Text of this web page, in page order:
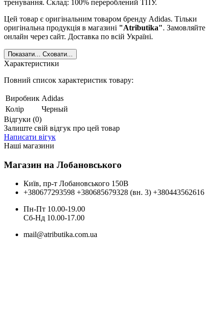
тренування. Склад: 100% перероблений ТПУ.
Цей товар є оригінальним товаром бренду Adidas. Тільки
оригінальна продукція в магазині "Atributika". Замовляйте
онлайн через сайт. Доставка по всій Україні.
Показати... Сховати...
Характеристики
Повний список характеристик товару:
Виробник Adidas
Колір
Черный
Відгуки (0)
Залиште свій відгук про цей товар
Написати вігук
Наші магазини
Магазин на Лобановського
Київ, пр-т Лобановського 150В
+380677293598 +380685679328 (вн. 3) +380443562616
Пн-Пт 10.00-19.00
Cб-Нд 10.00-17.00
mail@atributika.com.ua